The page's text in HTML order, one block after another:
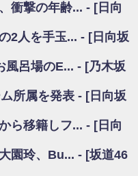
ミーグリで喧嘩！？山下瞳月、
屋「ゆーづのせいです」【ラヴ
向坂46のニュース・情報・話題
グル『Make or Break』オフィ
の月、何かあるのか！？『お願
この卒業生、めちゃくちゃテレ
】リアルミーグリであの販売も！
衝撃の年齢... - [日向
2人を手玉... - [日向坂
風呂場のE... - [乃木坂
所属を発表 - [日向坂
ら移籍しフ... - [日向
園玲、Bu... - [坂道46